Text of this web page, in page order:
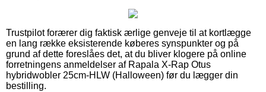
Trustpilot forærer dig faktisk ærlige genveje til at kortlægge
en lang række eksisterende køberes synspunkter og på
grund af dette foreslåes det, at du bliver klogere på online
forretningens anmeldelser af Rapala X-Rap Otus
hybridwobler 25cm-HLW (Halloween) før du lægger din
bestilling.